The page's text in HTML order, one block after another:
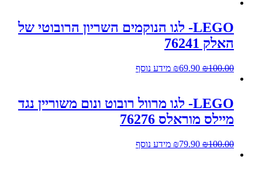
LEGO- לגו הנוקמים השריון הרובוטי של
האלק 76241
₪100.00
₪69.90 מידע נוסף
LEGO- לגו מרוול רובוט ונום משוריין נגד
מיילס מוראלס 76276
₪100.00
₪79.90 מידע נוסף